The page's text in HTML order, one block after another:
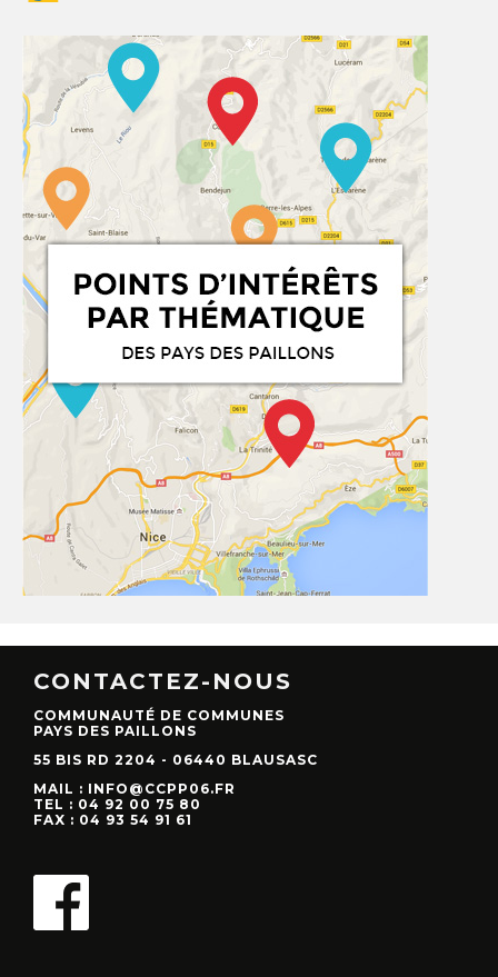
CONTACTEZ-NOUS
COMMUNAUTÉ DE COMMUNES
PAYS DES PAILLONS
55 BIS RD 2204 - 06440 BLAUSASC
MAIL : INFO@CCPP06.FR
TEL : 04 92 00 75 80
FAX : 04 93 54 91 61